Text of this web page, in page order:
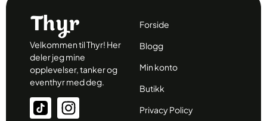
Velkommen til Thyr! Her
deler jeg mine
opplevelser, tanker og
eventhyr med deg.
Forside
Blogg
Min konto
Butikk
Privacy Policy